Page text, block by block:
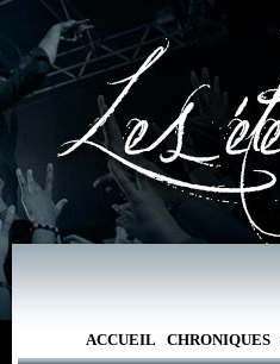
ACCUEIL CHRONIQUES